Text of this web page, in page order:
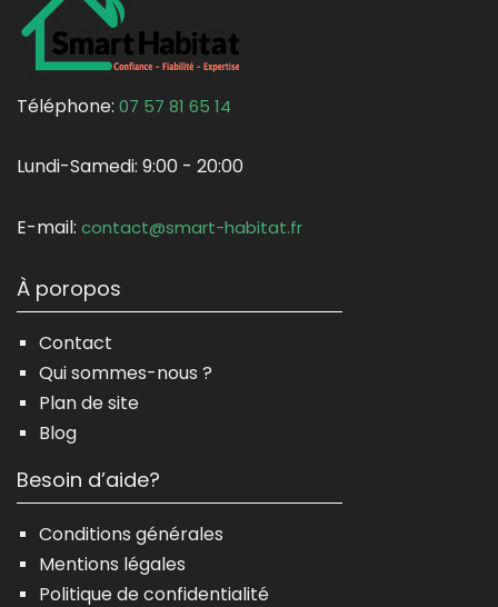
Téléphone: 07 57 81 65 14
Lundi-Samedi: 9:00 - 20:00
E-mail: contact@smart-habitat.fr
À poropos
Contact
Qui sommes-nous ?
Plan de site
Blog
Besoin d’aide?
Conditions générales
Mentions légales
Politique de confidentialité